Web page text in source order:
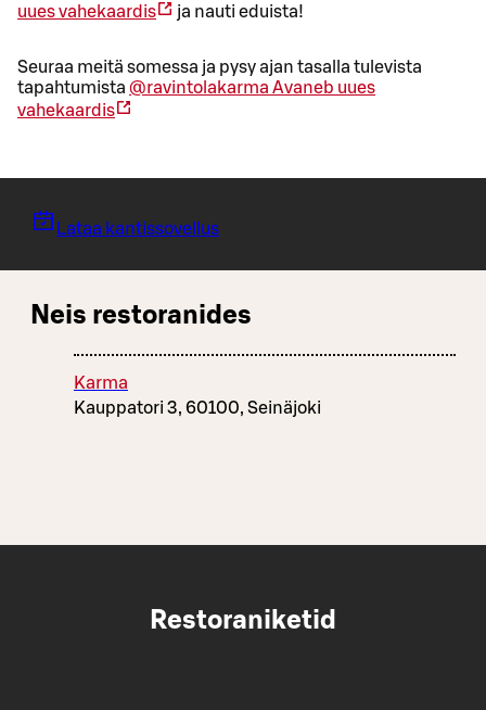
uues vahekaardis
ja nauti eduista!
Seuraa meitä somessa ja pysy ajan tasalla tulevista
tapahtumista @ravintolakarma Avaneb uues
vahekaardis
Lataa kantissovellus
Neis restoranides
Karma
Kauppatori 3, 60100, Seinäjoki
Restoraniketid